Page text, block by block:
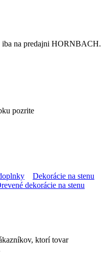
na predajni HORNBACH.
pozrite
Dekorácie na stenu
dekorácie na stenu
ktorí tovar